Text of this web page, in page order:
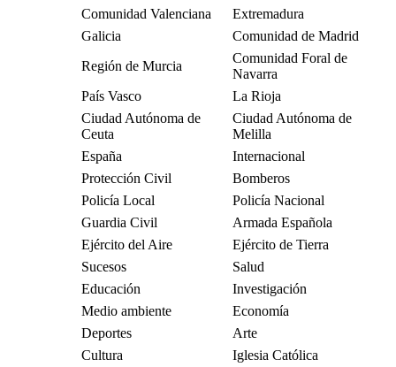
Comunidad Valenciana
Extremadura
Galicia
Comunidad de Madrid
Región de Murcia
Comunidad Foral de
Navarra
País Vasco
La Rioja
Ciudad Autónoma de
Ceuta
Ciudad Autónoma de
Melilla
España
Internacional
Protección Civil
Bomberos
Policía Local
Policía Nacional
Guardia Civil
Armada Española
Ejército del Aire
Ejército de Tierra
Sucesos
Salud
Educación
Investigación
Medio ambiente
Economía
Deportes
Arte
Cultura
Iglesia Católica